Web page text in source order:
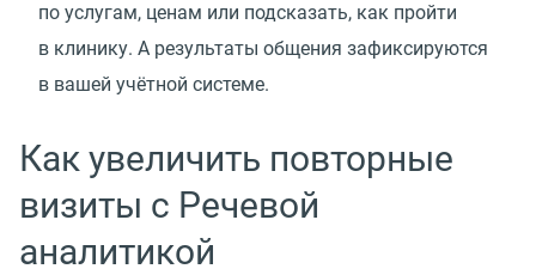
по услугам, ценам или подсказать, как пройти
в клинику. А результаты общения зафиксируются
в вашей учётной системе.
Как увеличить повторные
визиты с Речевой
аналитикой